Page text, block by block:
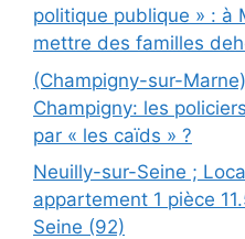
politique publique » : à
mettre des familles
(Champigny-sur-
Champigny: les
par « les caïds » ?
Neuilly-sur-Seine ;
appartement 1 pièce
Seine (92)